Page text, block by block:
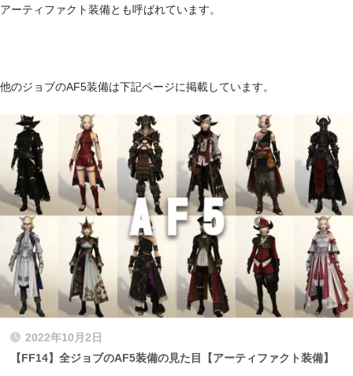
アーティファクト装備とも呼ばれています。
他のジョブのAF5装備は下記ページに掲載しています。
2022年10月2日
【FF14】全ジョブのAF5装備の見た目【アーティファクト装備】